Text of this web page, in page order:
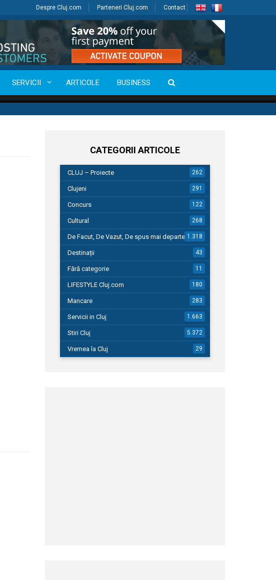
Despre Cluj.com Parteneri Cluj.com Contact
SERVICII ARTICOLE BUSINESS
CATEGORII ARTICOLE
CLUJ – Proiecte 262
Clujeni 291
Concurs 122
Cultural 268
De Facut, De Vazut, De spus mai departe…1.318
Destinații 43
Fără categorie 11
LIFESTYLE Cluj.com 180
Mancare 283
Servicii in Cluj 1.663
Stiri Cluj 5.372
Vremea la Cluj 29